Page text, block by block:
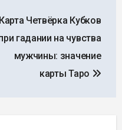
Карта Четвёрка Кубков
гадании на чувства
мужчины: значение
карты Таро